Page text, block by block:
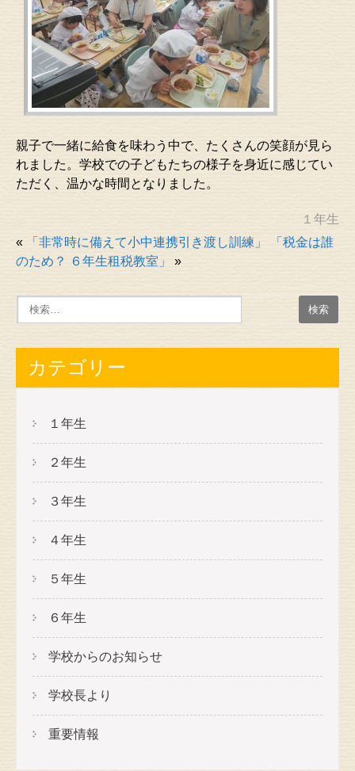
親子で一緒に給食を味わう中で、たくさんの笑顔が見ら
れました。学校での子どもたちの様子を身近に感じてい
ただく、温かな時間となりました。
１年生
«
「非常時に備えて小中連携引き渡し訓練」
「税金は誰
のため？ ６年生租税教室」
»
カテゴリー
１年生
２年生
３年生
４年生
５年生
６年生
学校からのお知らせ
学校長より
重要情報